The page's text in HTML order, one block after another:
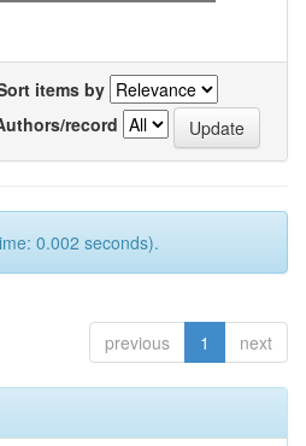
items by
record
0.002 seconds).
previous 1 next